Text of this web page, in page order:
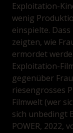
Exploitation-
wenig
einspielte.
zeigten, wie
ermordet
Exploitation-
gegenüber
riesengrosses
Filmwelt (wer
sich unbedingt
POWER, 2022,